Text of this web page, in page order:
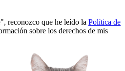
reconozco que he leído la Política de
sobre los derechos de mis